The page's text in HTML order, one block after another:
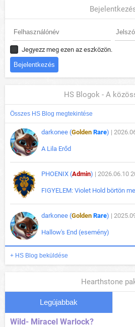
Jegyezz meg ezen az eszközön.
HS Blogok - A
Összes HS Blog megtekintése
darkonee (Golden Rare) |
A Lila Erőd
PHOENIX (Admin) | 2026.06.10
FIGYELEM: Violet Hold börtön
darkonee (Golden Rare) |
Hallow's End (esemény)
+ HS Blog beküldése
Hearthstone
Legújabbak
Wild- Miracel Warlock?